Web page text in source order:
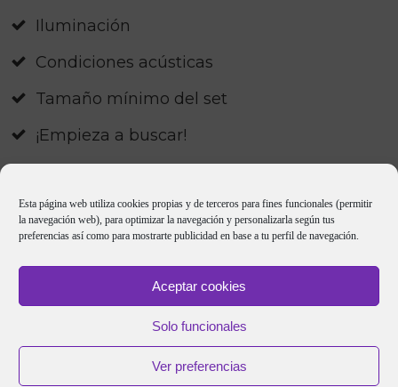
Esta página web utiliza cookies propias y de terceros para fines funcionales (permitir
la navegación web), para optimizar la navegación y personalizarla según tus
preferencias así como para mostrarte publicidad en base a tu perfil de navegación.
Aceptar cookies
Solo funcionales
Ver preferencias
Iluminación
Condiciones acústicas
Tamaño mínimo del set
¡Empieza a buscar!
elTallerAudiovisual & YOS Contenidos